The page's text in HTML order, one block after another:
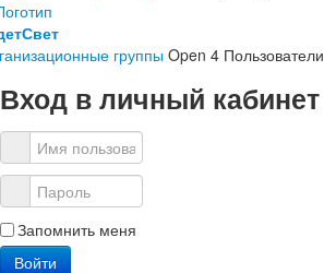
группы Open 4 Пользователи
Вход в личный кабинет
Запомнить меня
Войти